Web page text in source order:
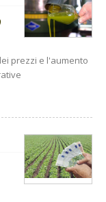
prezzi e l'aumento